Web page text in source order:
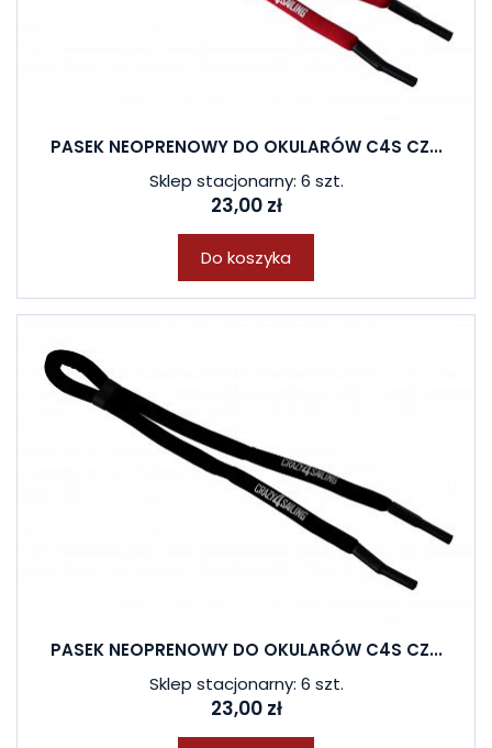
PASEK NEOPRENOWY DO OKULARÓW C4S CZ...
Sklep stacjonarny: 6 szt.
23,00 zł
Do koszyka
PASEK NEOPRENOWY DO OKULARÓW C4S CZ...
Sklep stacjonarny: 6 szt.
23,00 zł